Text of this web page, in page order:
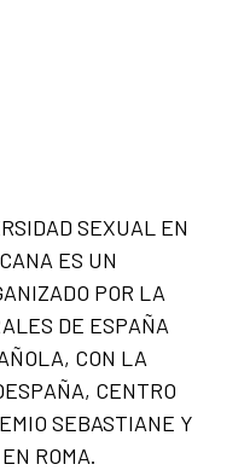
SEXUAL EN
ES UN
POR LA
DE ESPAÑA
CON LA
CENTRO
SEBASTIANE Y
ROMA.